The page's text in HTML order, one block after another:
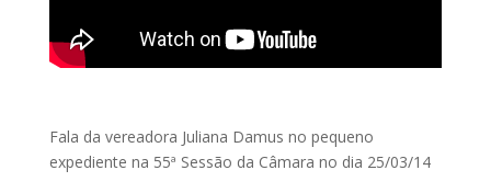
Fala da vereadora Juliana Damus no pequeno
expediente na 55ª Sessão da Câmara no dia 25/03/14